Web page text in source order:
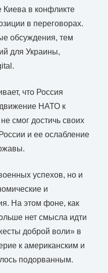
в конфликте
в переговорах.
обсуждения, тем
для Украины,
что Россия
НАТО к
смог достичь своих
и ее ослабление
успехов, но и
и
На этом фоне, как
нет смысла идти
доброй воли» в
к американским и
подорванным.